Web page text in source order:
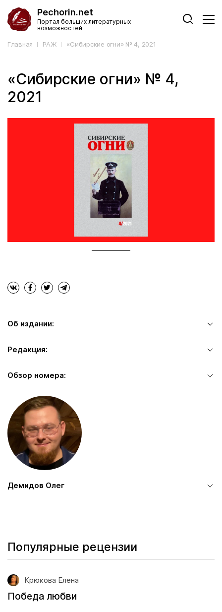
Pechorin.net
Портал больших литературных
возможностей
Главная РАЖ «Сибирские огни» № 4, 2021
«Сибирские огни» № 4,
2021
Об издании:
Редакция:
Обзор номера:
Демидов Олег
Популярные рецензии
Крюкова Елена
Победа любви